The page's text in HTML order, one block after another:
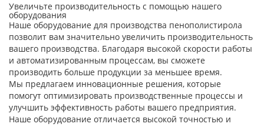
труб с ребрами
Линия для однослойных
гофрированных труб
Линия по производству
труб из ПВХ
Увеличьте производительность с помощью нашего
оборудования
Наше оборудование для производства пенополистирола
позволит вам значительно увеличить производительность
вашего производства. Благодаря высокой скорости работы
и автоматизированным процессам, вы сможете
производить больше продукции за меньшее время.
Мы предлагаем инновационные решения, которые
помогут оптимизировать производственные процессы и
улучшить эффективность работы вашего предприятия.
Наше оборудование отличается высокой точностью и